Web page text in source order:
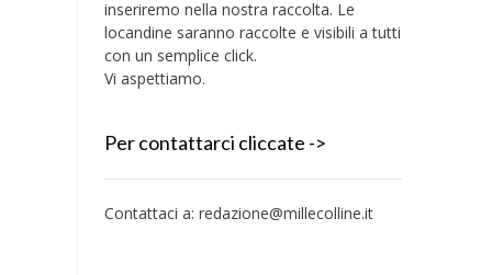
inseriremo nella nostra raccolta. Le
locandine saranno raccolte e visibili a tutti
con un semplice click.
Vi aspettiamo.
Per contattarci cliccate ->
Contattaci a: redazione@millecolline.it